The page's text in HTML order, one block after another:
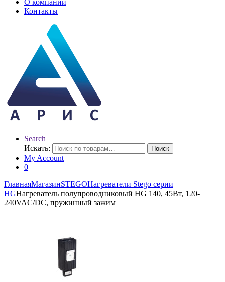
Контакты
Search
Искать:
Поиск
My Account
0
ГлавнаяМагазинSTEGOНагреватели Stego серии
HGНагреватель полупроводниковый HG 140, 45Вт, 120-
240VAC/DC, пружинный зажим